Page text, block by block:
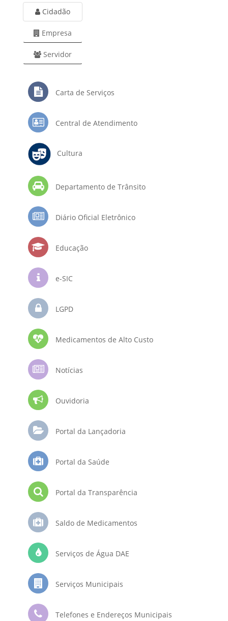
Cidadão
Empresa
Servidor
Carta de Serviços
Central de Atendimento
Cultura
Departamento de Trânsito
Diário Oficial Eletrônico
Educação
e-SIC
LGPD
Medicamentos de Alto Custo
Notícias
Ouvidoria
Portal da Lançadoria
Portal da Saúde
Portal da Transparência
Saldo de Medicamentos
Serviços de Água DAE
Serviços Municipais
Telefones e Endereços Municipais